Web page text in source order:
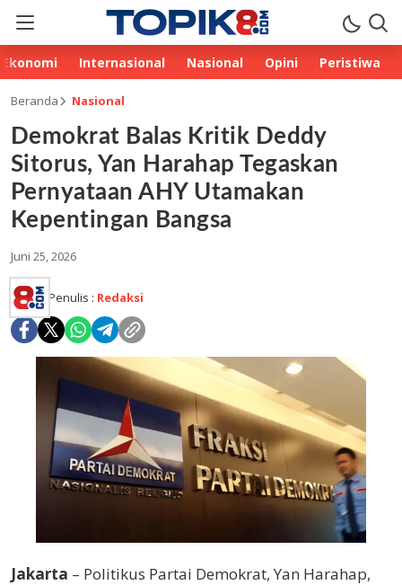
Ekonomi Internasional Nasional Opini Peristiwa
Beranda Nasional
Demokrat Balas Kritik Deddy
Sitorus, Yan Harahap Tegaskan
Pernyataan AHY Utamakan
Kepentingan Bangsa
Juni 25, 2026
Penulis : Redaksi
Jakarta – Politikus Partai Demokrat, Yan Harahap,